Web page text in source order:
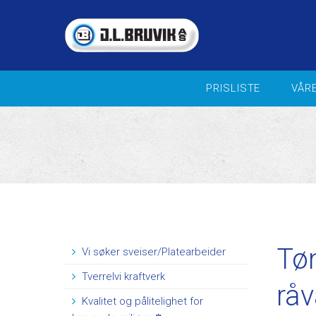
PRISLISTE
Aksialvifter
Kammervifte
Blande- og sirkulasjonsvifter
Vi søker sveiser/Platearbeider
Tverrelvi kraftverk
​Kvalitet og pålitelighet for